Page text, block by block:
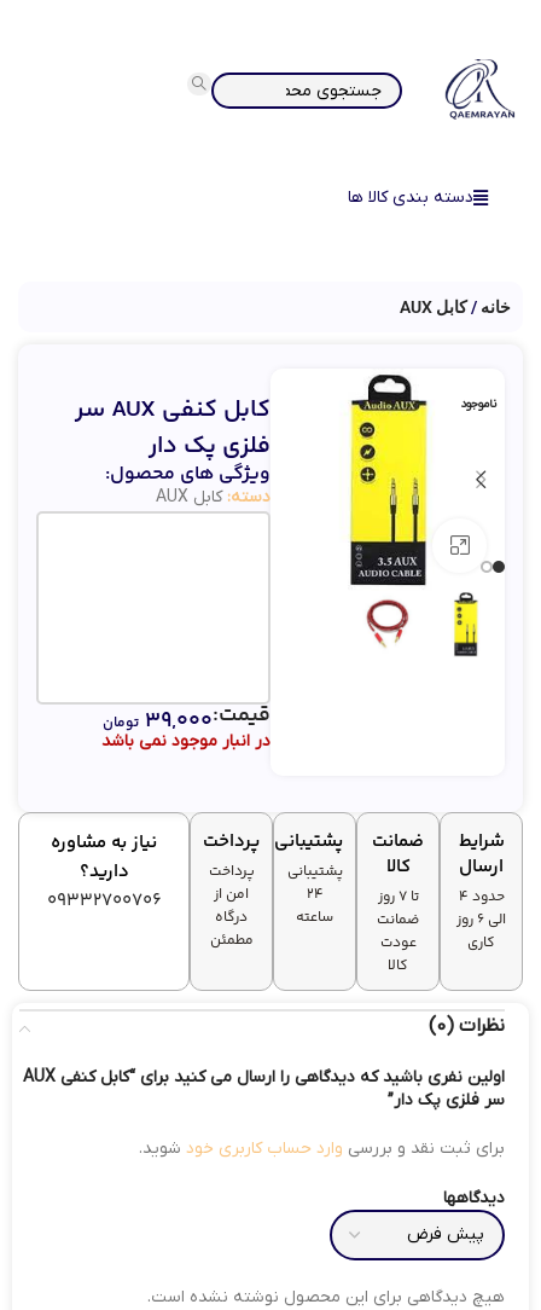
دسته بندی کالا ها
خانه کابل AUX
ناموجود
بزرگنمایی تصویر
کابل کنفی AUX سر
فلزی پک دار
ویژگی های محصول:
دسته: کابل AUX
در انبار موجود نمی باشد
قیمت:۳۹,۰۰۰ تومان
شرایط
ارسال
حدود 4
الی 6 روز
کاری
ضمانت
کالا
تا ۷ روز
ضمانت
عودت
کالا
پشتیبانی
پشتیبانی
۲۴
ساعته
پرداخت
پرداخت
امن از
درگاه
مطمئن
نیاز به مشاوره
دارید؟
09332700706
نظرات (0)
دیدگاهها
هیچ دیدگاهی برای این محصول نوشته نشده است.
اولین نفری باشید که دیدگاهی را ارسال می کنید برای “کابل کنفی AUX
سر فلزی پک دار”
برای ثبت نقد و بررسی وارد حساب کاربری خود شوید.